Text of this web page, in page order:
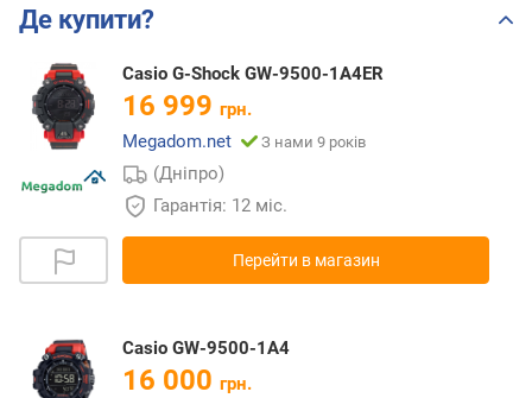
Де купити?
Casio G-Shock GW-9500-1A4ER
16 999 грн.
Megadom.net
З нами 9 років
(Дніпро)
Гарантія: 12 міс.
Перейти в магазин
Casio GW-9500-1A4
16 000 грн.